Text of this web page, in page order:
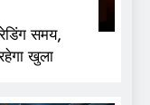
समय,
खुला